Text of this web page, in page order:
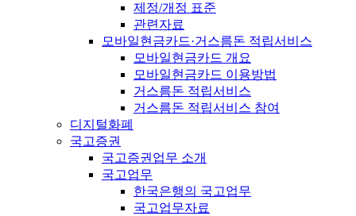
제정/개정 표준
관련자료
모바일현금카드·거스름돈 적립서비스
모바일현금카드 개요
모바일현금카드 이용방법
거스름돈 적립서비스
거스름돈 적립서비스 참여
디지털화폐
국고증권
국고증권업무 소개
국고업무
한국은행의 국고업무
국고업무자료